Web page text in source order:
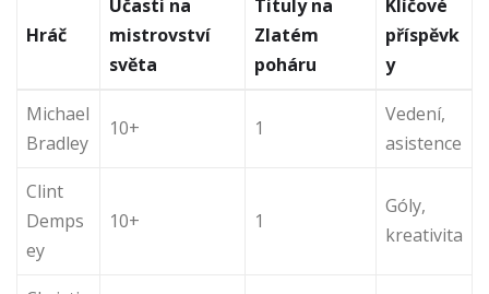
Hráč
Účasti na
mistrovství
světa
Tituly na
Zlatém
poháru
Klíčové
příspěvk
y
Michael
Bradley
10+ 1
Vedení,
asistence
Clint
Demps
ey
10+ 1
Góly,
kreativita